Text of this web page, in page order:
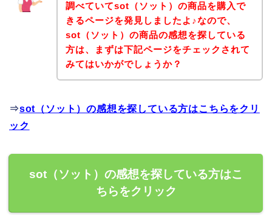
調べていてsot（ソット）の商品を購入で
きるページを発見しましたよ♪なので、
sot（ソット）の商品の感想を探している
方は、まずは下記ページをチェックされて
みてはいかがでしょうか？
⇒sot（ソット）の感想を探している方はこちらをクリ
ック
sot（ソット）の感想を探している方はこ
ちらをクリック